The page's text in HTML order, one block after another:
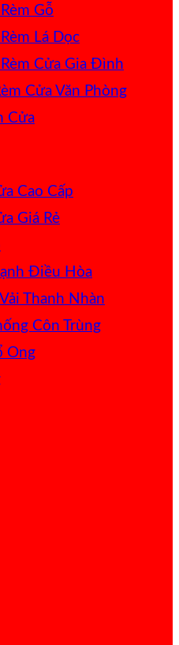
Gỗ
Lá Dọc
Cửa Gia Đình
Cửa Văn Phòng
Cửa
Cao Cấp
Giá Rẻ
Điều Hòa
Thanh Nhàn
Côn Trùng
Ong